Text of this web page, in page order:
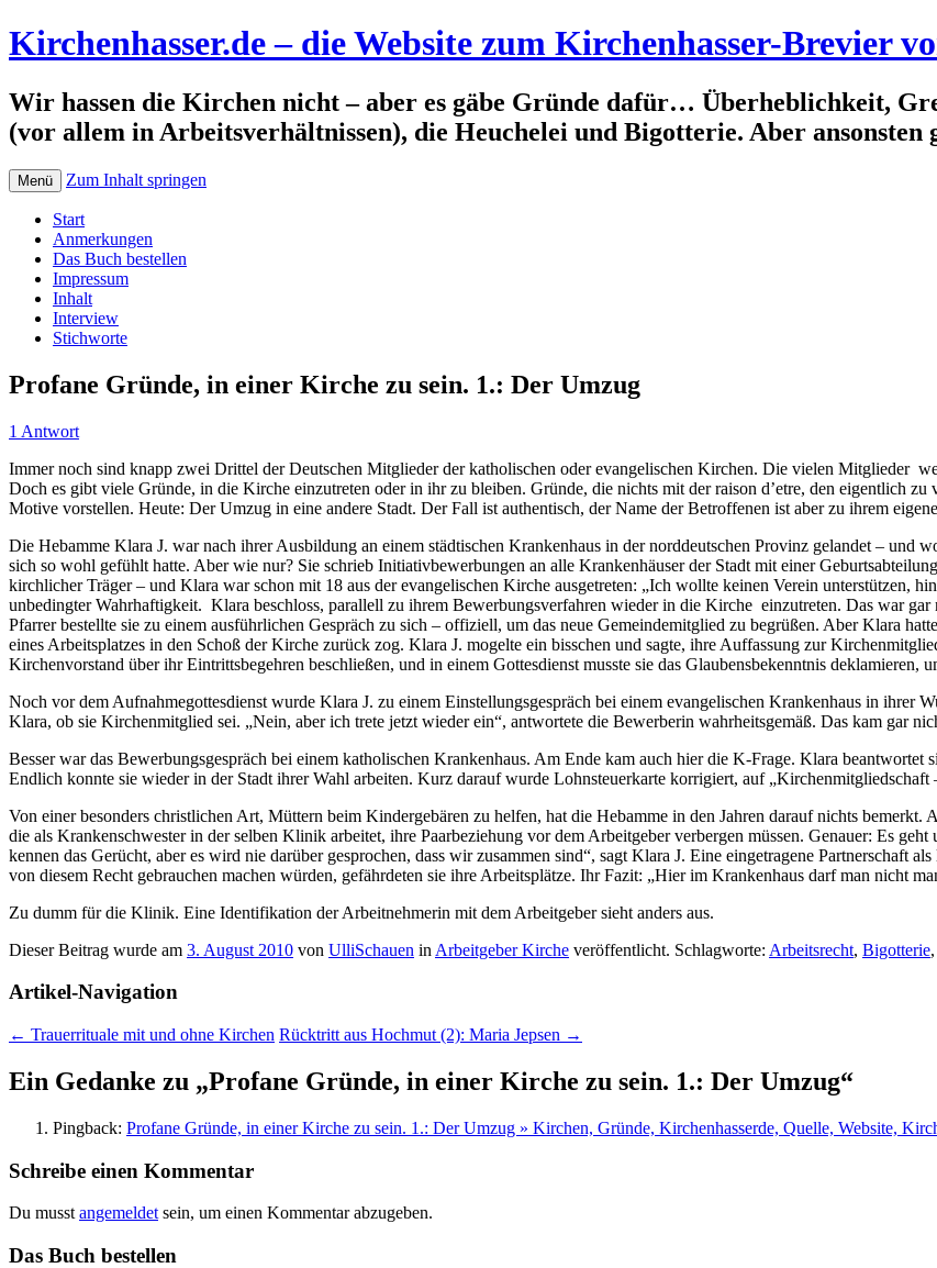
Kirchenhasser.de – die Website zum Kirchenhasser-Brevier
Wir hassen die Kirchen nicht – aber es gäbe Gründe dafür… Überheblichkeit,
(vor allem in Arbeitsverhältnissen), die Heuchelei und Bigotterie. Aber
Menü Zum Inhalt springen
Start
Anmerkungen
Das Buch bestellen
Impressum
Inhalt
Interview
Stichworte
Profane Gründe, in einer Kirche zu sein. 1.: Der Umzug
1 Antwort
Immer noch sind knapp zwei Drittel der Deutschen Mitglieder der katholischen oder evangelischen Kirchen. Die vielen Mitglieder
Doch es gibt viele Gründe, in die Kirche einzutreten oder in ihr zu bleiben. Gründe, die nichts mit der raison d’etre, den eigentlich
Motive vorstellen. Heute: Der Umzug in eine andere Stadt. Der Fall ist authentisch, der Name der Betroffenen ist aber zu ihrem
Die Hebamme Klara J. war nach ihrer Ausbildung an einem städtischen Krankenhaus in der norddeutschen Provinz gelandet – und
sich so wohl gefühlt hatte. Aber wie nur? Sie schrieb Initiativbewerbungen an alle Krankenhäuser der Stadt mit einer
kirchlicher Träger – und Klara war schon mit 18 aus der evangelischen Kirche ausgetreten: „Ich wollte keinen Verein unterstützen,
unbedingter Wahrhaftigkeit. Klara beschloss, parallell zu ihrem Bewerbungsverfahren wieder in die Kirche einzutreten. Das war
Pfarrer bestellte sie zu einem ausführlichen Gespräch zu sich – offiziell, um das neue Gemeindemitglied zu begrüßen. Aber Klara
eines Arbeitsplatzes in den Schoß der Kirche zurück zog. Klara J. mogelte ein bisschen und sagte, ihre Auffassung zur
Kirchenvorstand über ihr Eintrittsbegehren beschließen, und in einem Gottesdienst musste sie das Glaubensbekenntnis
Noch vor dem Aufnahmegottesdienst wurde Klara J. zu einem Einstellungsgespräch bei einem evangelischen Krankenhaus in ihrer
Klara, ob sie Kirchenmitglied sei. „Nein, aber ich trete jetzt wieder ein“, antwortete die Bewerberin wahrheitsgemäß. Das kam gar
Besser war das Bewerbungsgespräch bei einem katholischen Krankenhaus. Am Ende kam auch hier die K-Frage. Klara
Endlich konnte sie wieder in der Stadt ihrer Wahl arbeiten. Kurz darauf wurde Lohnsteuerkarte korrigiert, auf „Kirchenmitgliedschaft
Von einer besonders christlichen Art, Müttern beim Kindergebären zu helfen, hat die Hebamme in den Jahren darauf nichts bemerkt.
die als Krankenschwester in der selben Klinik arbeitet, ihre Paarbeziehung vor dem Arbeitgeber verbergen müssen. Genauer: Es
kennen das Gerücht, aber es wird nie darüber gesprochen, dass wir zusammen sind“, sagt Klara J. Eine eingetragene Partnerschaft
von diesem Recht gebrauchen machen würden, gefährdeten sie ihre Arbeitsplätze. Ihr Fazit: „Hier im Krankenhaus darf man nicht
Zu dumm für die Klinik. Eine Identifikation der Arbeitnehmerin mit dem Arbeitgeber sieht anders aus.
Dieser Beitrag wurde am 3. August 2010 von UlliSchauen in Arbeitgeber Kirche veröffentlicht. Schlagworte: Arbeitsrecht, Bigotterie,
Artikel-Navigation
← Trauerrituale mit und ohne Kirchen Rücktritt aus Hochmut (2): Maria Jepsen →
Ein Gedanke zu „Profane Gründe, in einer Kirche zu sein. 1.: Der Umzug“
Pingback: Profane Gründe, in einer Kirche zu sein. 1.: Der Umzug » Kirchen, Gründe, Kirchenhasserde, Quelle, Website,
Schreibe einen Kommentar
Du musst angemeldet sein, um einen Kommentar abzugeben.
Das Buch bestellen